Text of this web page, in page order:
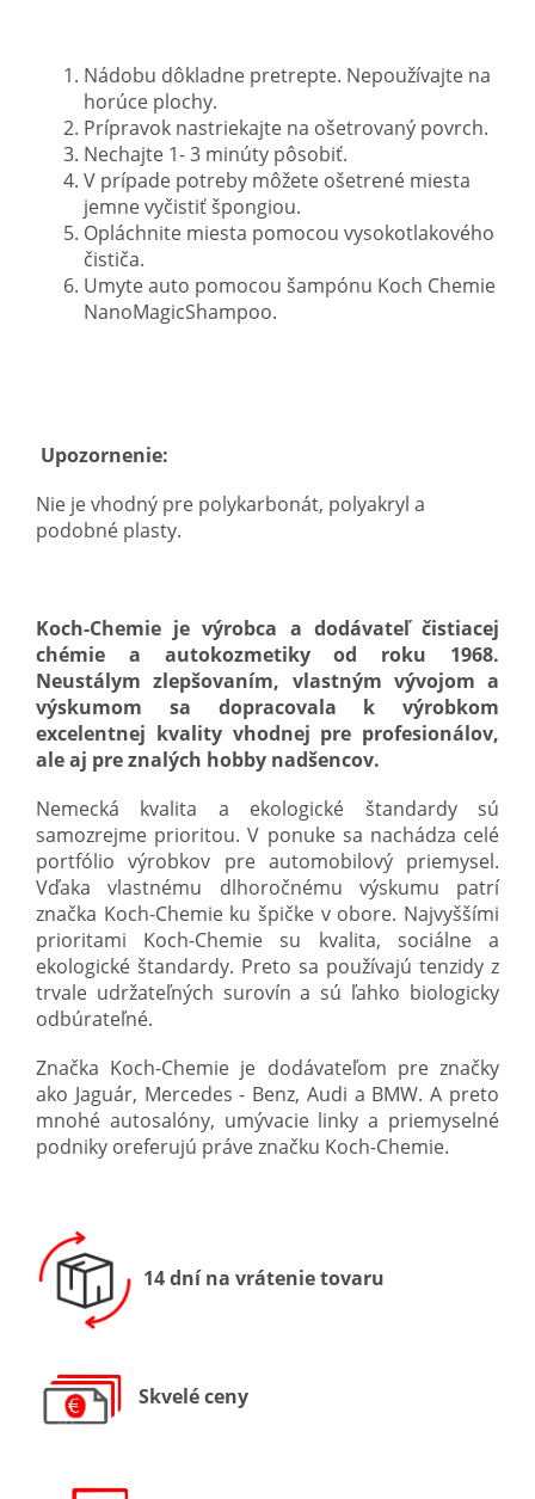
Nádobu dôkladne pretrepte. Nepoužívajte na
horúce plochy.
Prípravok nastriekajte na ošetrovaný povrch.
Nechajte 1- 3 minúty pôsobiť.
V prípade potreby môžete ošetrené miesta
jemne vyčistiť špongiou.
Opláchnite miesta pomocou vysokotlakového
čističa.
Umyte auto pomocou šampónu Koch Chemie
NanoMagicShampoo.
Upozornenie:
Nie je vhodný pre polykarbonát, polyakryl a
podobné plasty.
Koch-Chemie je výrobca a dodávateľ čistiacej
chémie a autokozmetiky od roku 1968.
Neustálym zlepšovaním, vlastným vývojom a
výskumom sa dopracovala k výrobkom
excelentnej kvality vhodnej pre profesionálov,
ale aj pre znalých hobby nadšencov.
Nemecká kvalita a ekologické štandardy sú
samozrejme prioritou. V ponuke sa nachádza celé
portfólio výrobkov pre automobilový priemysel.
Vďaka vlastnému dlhoročnému výskumu patrí
značka Koch-Chemie ku špičke v obore. Najvyššími
prioritami Koch-Chemie su kvalita, sociálne a
ekologické štandardy. Preto sa používajú tenzidy z
trvale udržateľných surovín a sú ľahko biologicky
odbúrateľné.
Značka Koch-Chemie je dodávateľom pre značky
ako Jaguár, Mercedes - Benz, Audi a BMW. A preto
mnohé autosalóny, umývacie linky a priemyselné
podniky oreferujú práve značku Koch-Chemie.
14 dní na vrátenie tovaru
Skvelé ceny